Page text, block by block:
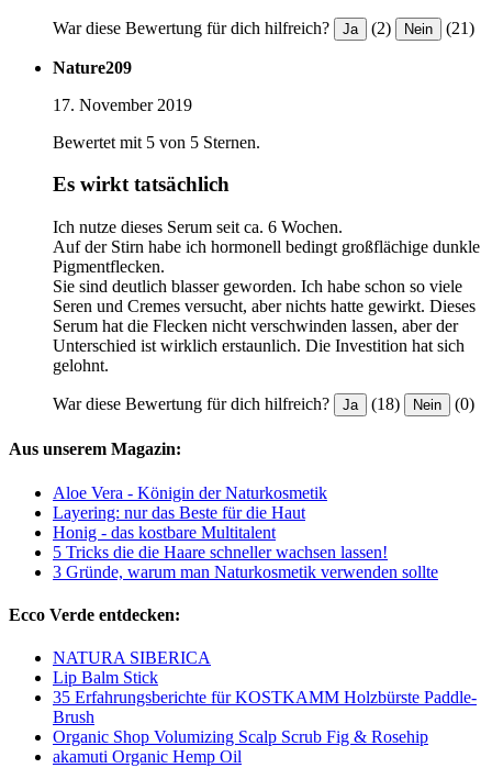
War diese Bewertung für dich hilfreich? Ja (2) Nein (21)
Nature209
17. November 2019
Bewertet mit 5 von 5 Sternen.
Es wirkt tatsächlich
Ich nutze dieses Serum seit ca. 6 Wochen.
Auf der Stirn habe ich hormonell bedingt großflächige dunkle
Pigmentflecken.
Sie sind deutlich blasser geworden. Ich habe schon so viele
Seren und Cremes versucht, aber nichts hatte gewirkt. Dieses
Serum hat die Flecken nicht verschwinden lassen, aber der
Unterschied ist wirklich erstaunlich. Die Investition hat sich
gelohnt.
War diese Bewertung für dich hilfreich? Ja (18) Nein (0)
Aus unserem Magazin:
Aloe Vera - Königin der Naturkosmetik
Layering: nur das Beste für die Haut
Honig - das kostbare Multitalent
5 Tricks die die Haare schneller wachsen lassen!
3 Gründe, warum man Naturkosmetik verwenden sollte
Ecco Verde entdecken:
NATURA SIBERICA
Lip Balm Stick
35 Erfahrungsberichte für KOSTKAMM Holzbürste Paddle-
Brush
Organic Shop Volumizing Scalp Scrub Fig & Rosehip
akamuti Organic Hemp Oil